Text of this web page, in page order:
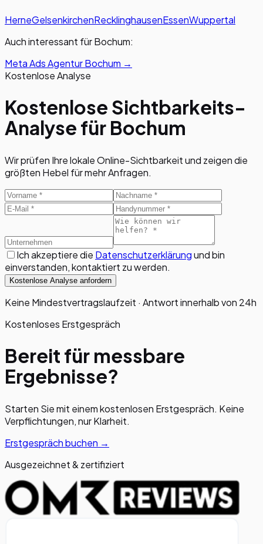
HerneGelsenkirchenRecklinghausenEssenWuppertal
Auch interessant fürBochum:
Meta Ads AgenturBochum →
Kostenlose Analyse
Kostenlose Sichtbarkeits-
Analyse für Bochum
Wir prüfen Ihre lokale Online-Sichtbarkeit und zeigen die
größten Hebel für mehr Anfragen.
Ich akzeptiere die Datenschutzerklärungund bin
einverstanden, kontaktiert zu werden.
Kostenlose Analyse anfordern
Keine Mindestvertragslaufzeit · Antwort innerhalb von 24h
Kostenloses Erstgespräch
Bereit für messbare
Ergebnisse?
Starten Sie mit einem kostenlosen Erstgespräch. Keine
Verpflichtungen, nur Klarheit.
Erstgespräch buchen →
Ausgezeichnet & zertifiziert